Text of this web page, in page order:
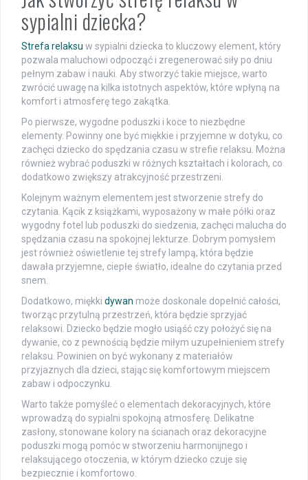
sypialni dziecka?
Strefa relaksu w sypialni dziecka to kluczowy element, który
pozwala maluchowi odpocząć i zregenerować siły po dniu
pełnym zabaw i nauki. Aby stworzyć takie miejsce, warto
zwrócić uwagę na kilka istotnych aspektów, które wpłyną na
komfort i atmosferę tego zakątka.
Po pierwsze, wygodne poduszki i koce to niezbędne
elementy. Powinny one być miękkie i przyjemne w dotyku, co
zachęci dziecko do spędzania czasu w strefie relaksu. Można
również wybrać poduszki w różnych kształtach i kolorach, co
dodatkowo zwiększy atrakcyjność przestrzeni.
Kolejnym ważnym elementem jest stworzenie strefy do
czytania. Kącik z książkami, wyposażony w małe półki oraz
wygodny fotel lub poduszki do siedzenia, zachęci malucha do
spędzania czasu na spokojnej lekturze. Dobrym pomysłem
jest również oświetlenie tej strefy lampą, która będzie
dawała przyjemne, ciepłe światło, idealne do czytania przed
snem.
Dodatkowo, miękki dywan może doskonale dopełnić całości,
tworząc przytulną przestrzeń, która będzie sprzyjać
relaksowi. Dziecko będzie mogło usiąść czy położyć się na
dywanie, co z pewnością będzie miłym uzupełnieniem strefy
relaksu. Powinien on być wykonany z materiałów
przyjaznych dla dzieci, stając się komfortowym miejscem
zabaw i odpoczynku.
Warto także pomyśleć o elementach dekoracyjnych, które
wprowadzą do sypialni spokojną atmosferę. Delikatne
zasłony, stonowane kolory na ścianach oraz dekoracyjne
poduszki mogą pomóc w stworzeniu harmonijnego i
relaksującego otoczenia, w którym dziecko czuje się
bezpiecznie i komfortowo.